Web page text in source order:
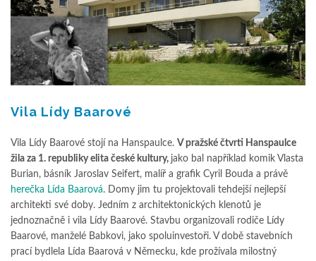
Vila Lídy Baarové
Vila Lídy Baarové stojí na Hanspaulce. V pražské čtvrti Hanspaulce
žila za 1. republiky elita české kultury, jako bal například komik Vlasta
Burian, básník Jaroslav Seifert, malíř a grafik Cyril Bouda a právě
herečka Lída Baarová. Domy jim tu projektovali tehdejší nejlepší
architekti své doby. Jedním z architektonických klenotů je
jednoznačně i vila Lídy Baarové. Stavbu organizovali rodiče Lídy
Baarové, manželé Babkovi, jako spoluinvestoři. V době stavebních
prací bydlela Lída Baarová v Německu, kde prožívala milostný